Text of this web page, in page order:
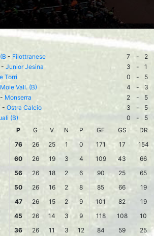
- Filottranese 7 -
2
- Junior Jesina 3 -
1
Torri 0 -
5
Moie Vall. (B) 4 -
3
- Monserra 2 -
5
- Ostra Calcio 3 -
5
(B) 0 -
5
P G V N P GF GS
DR
76 26 25 1 0 171 17
154
60 26 19 3 4 109 43
66
56 26 18 2 6 90 25
65
50 26 16 2 8 85 66
19
47 26 15 2 9 101 82
19
45 26 14 3 9 118 108
10
36 26 11 3 12 84 59 25